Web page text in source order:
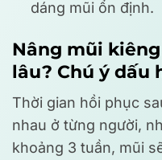
dáng mũi ổn định.
Nâng mũi
lâu? Chú ý dấu
Thời gian hồi phục
nhau ở từng người,
khoảng 3 tuần, mũi